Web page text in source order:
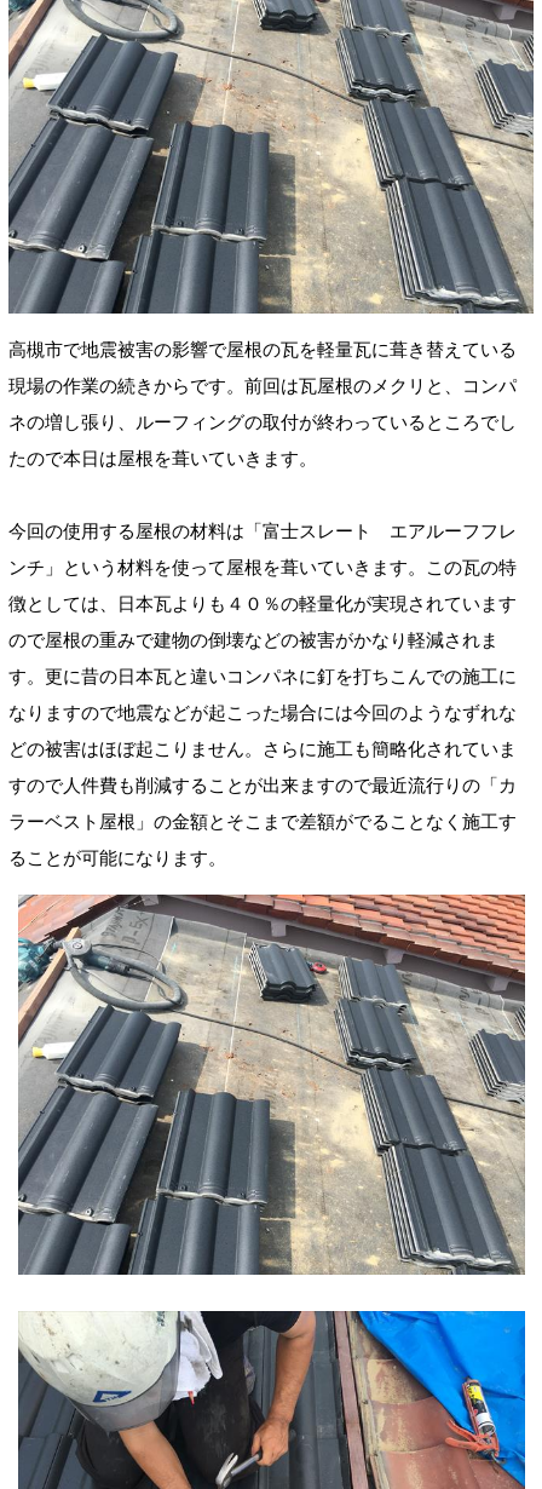
高槻市で地震被害の影響で屋根の瓦を軽量瓦に葺き替えている
現場の作業の続きからです。前回は瓦屋根のメクリと、コンパ
ネの増し張り、ルーフィングの取付が終わっているところでし
たので本日は屋根を葺いていきます。
今回の使用する屋根の材料は「富士スレート エアルーフフレ
ンチ」という材料を使って屋根を葺いていきます。この瓦の特
徴としては、日本瓦よりも４０％の軽量化が実現されています
ので屋根の重みで建物の倒壊などの被害がかなり軽減されま
す。更に昔の日本瓦と違いコンパネに釘を打ちこんでの施工に
なりますので地震などが起こった場合には今回のようなずれな
どの被害はほぼ起こりません。さらに施工も簡略化されていま
すので人件費も削減することが出来ますので最近流行りの「カ
ラーベスト屋根」の金額とそこまで差額がでることなく施工す
ることが可能になります。